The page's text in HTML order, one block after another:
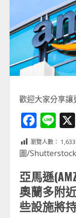
歡迎大家分享讓
瀏覽人數： 1,633
圖/Shutterstock
亞馬遜
奧蘭多附
些設施將